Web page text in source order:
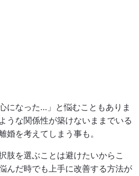
になった…」と悩むこともありま
うな関係性が築けないままでいる
婚を考えてしまう事も。
肢を選ぶことは避けたいからこ
んだ時でも上手に改善する方法が